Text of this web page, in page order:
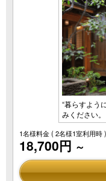
“暮らすよう
みください。
1名様料金( 2名様1室利用時 )
18,700円 ～